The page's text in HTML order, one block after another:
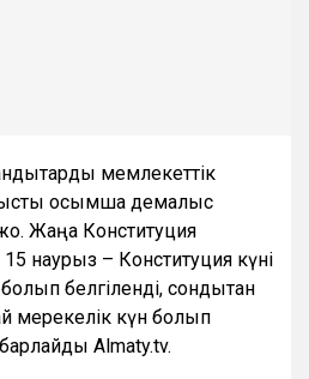
мемлекеттік
қосымша демалыс
Жаңа Конституция
15 наурыз – Конституция күні
белгіленді, сондықтан
мерекелік күн болып
Almaty.tv.